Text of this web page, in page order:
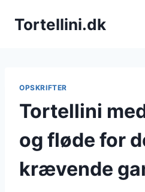
Tortellini.dk
OPSKRIFTER
Tortellini
og fløde for
krævende